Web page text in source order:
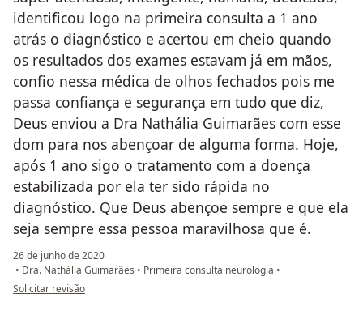
identificou logo na primeira consulta a 1 ano
atrás o diagnóstico e acertou em cheio quando
os resultados dos exames estavam já em mãos,
confio nessa médica de olhos fechados pois me
passa confiança e segurança em tudo que diz,
Deus enviou a Dra Nathália Guimarães com esse
dom para nos abençoar de alguma forma. Hoje,
após 1 ano sigo o tratamento com a doença
estabilizada por ela ter sido rápida no
diagnóstico. Que Deus abençoe sempre e que ela
seja sempre essa pessoa maravilhosa que é.
26 de junho de 2020
• Dra. Nathália Guimarães • Primeira consulta neurologia •
na opinião do utilizador Ingrid Suisso
Solicitar revisão